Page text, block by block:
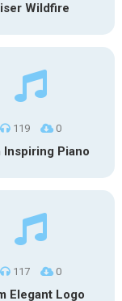
Wildfire
119 0
Inspiring Piano
117 0
Elegant Logo